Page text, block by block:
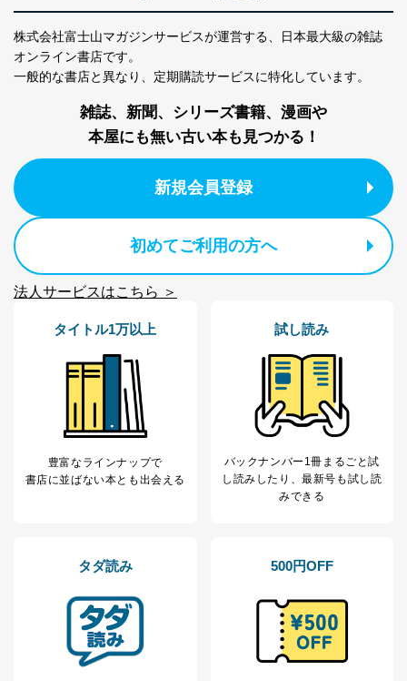
株式会社富士山マガジンサービスが運営する、
日本最大級の雑誌
オンライン書店です。
一般的な書店と異なり、 定期購読サービスに特化しています。
雑誌、新聞、シリーズ書籍、漫画や
本屋にも無い古い本も見つかる！
新規会員登録
初めてご利用の方へ
法人サービスはこちら ＞
タイトル1万以上
豊富なラインナップで
書店に並ばない本とも出会える
試し読み
バックナンバー1冊まるごと試
し読み したり、最新号も試し読
みできる
タダ読み 500円OFF